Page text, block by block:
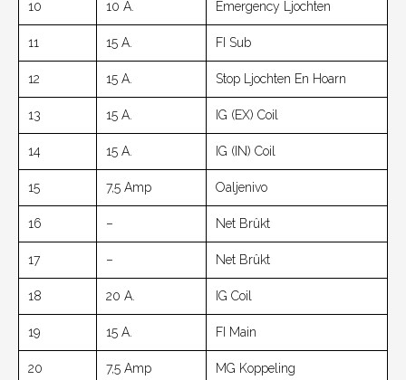
10 10 A. Emergency Ljochten
11 15 A. FI Sub
12 15 A. Stop Ljochten En Hoarn
13 15 A. IG (EX) Coil
14 15 A. IG (IN) Coil
15 7,5 Amp Oaljenivo
16 – Net Brûkt
17 – Net Brûkt
18 20 A. IG Coil
19 15 A. FI Main
20 7,5 Amp MG Koppeling